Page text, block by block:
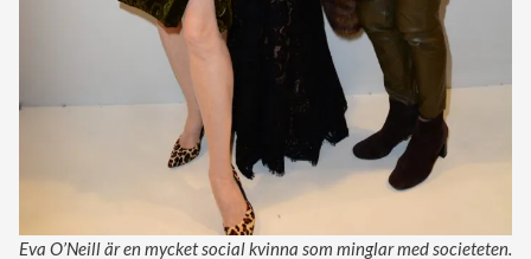
Eva O’Neill är en mycket social kvinna som minglar med societeten.